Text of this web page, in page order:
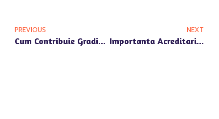
PREVIOUS
Cum Contribuie Gradinita Happy Univers La Dezvoltarea Timpurie In Zonele Voluntari Si Pipera
NEXT
Importanta Acreditarii ARACIP Pentru Gradinita Privata Happy Univers Din Pipera